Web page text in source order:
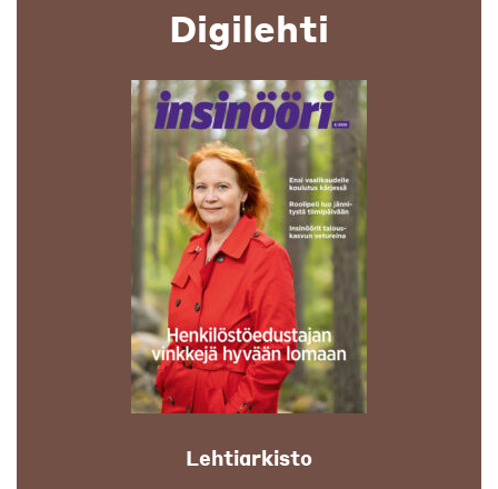
Digilehti
Lehtiarkisto